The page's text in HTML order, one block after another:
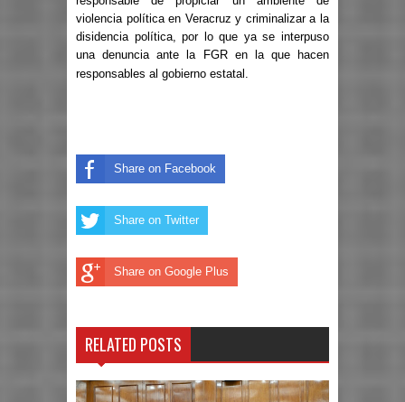
violencia política en Veracruz y criminalizar a la
disidencia política, por lo que ya se interpuso
una denuncia ante la FGR en la que hacen
responsables al gobierno estatal.
Share on Facebook
Share on Twitter
Share on Google Plus
RELATED POSTS